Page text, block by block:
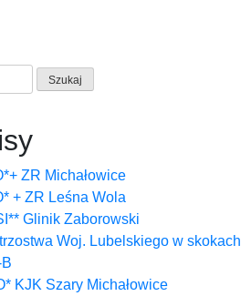
ZR Michałowice
+ ZR Leśna Wola
Glinik Zaborowski
Woj. Lubelskiego w skokach
KJK Szary Michałowice